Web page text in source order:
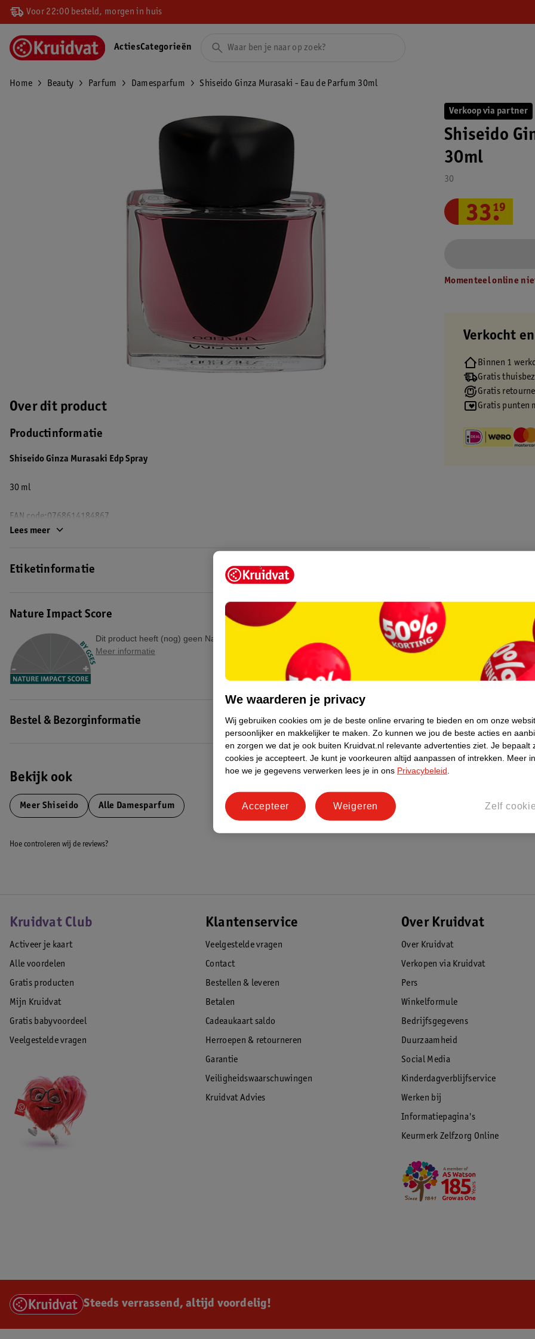
Voor 22:00 besteld, morgen in huis
ActiesCategorieën
Home Beauty Parfum Damesparfum Shiseido Ginza Murasaki - Eau de Parfum 30ml
Over dit product
Productinformatie
Shiseido Ginza Murasaki Edp Spray
30 ml
EAN code:0768614184867
Lees meer
Etiketinformatie
Nature Impact Score
Dit product heeft (nog) geen Nature Impact Score.
Meer informatie
Bestel & Bezorginformatie
Bekijk ook
Meer Shiseido Alle Damesparfum
Verkoop via partner
Shiseido
30ml
30
33.
19
Momenteel online
Verkocht
Binnen 1
Gratis
Gratis
Gratis punten
Hoe controleren wij de reviews?
Kruidvat Club
Activeer je kaart
Alle voordelen
Gratis producten
Mijn Kruidvat
Gratis babyvoordeel
Veelgestelde vragen
Klantenservice
Veelgestelde vragen
Contact
Bestellen & leveren
Betalen
Cadeaukaart saldo
Herroepen & retourneren
Garantie
Veiligheidswaarschuwingen
Kruidvat Advies
Over Kruidvat
Over Kruidvat
Verkopen via Kruidvat
Pers
Winkelformule
Bedrijfsgegevens
Duurzaamheid
Social Media
Kinderdagverblijfservice
Werken bij
Informatiepagina's
Keurmerk Zelfzorg Online
Steeds verrassend, altijd voordelig!
We waarderen je privacy
Wij gebruiken cookies om je de beste online ervaring te bieden en om onze
persoonlijker en makkelijker te maken. Zo kunnen we jou de beste acties en
en zorgen we dat je ook buiten Kruidvat.nl relevante advertenties ziet. Je bepaalt
cookies je accepteert. Je kunt je voorkeuren altijd aanpassen of intrekken.
Meer
hoe we je gegevens verwerken lees je in ons Privacybeleid
Zelf
Weigeren
Accepteer